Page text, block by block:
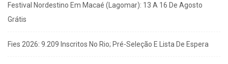
Festival Nordestino Em Macaé (Lagomar): 13 A 16 De Agosto
Grátis
Fies 2026: 9.209 Inscritos No Rio; Pré-Seleção E Lista De Espera